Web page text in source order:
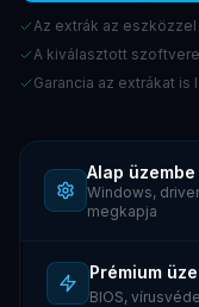
Az extrák az
A kiválasztott
Garancia az extrákat is
Alap
Windows,
megkapja
Prémium
BIOS,